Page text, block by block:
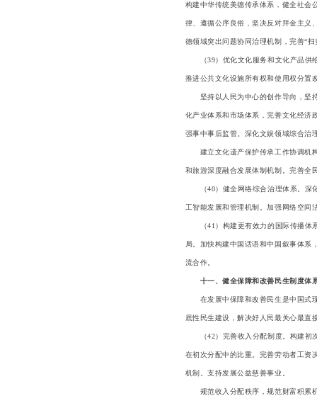
构建中华传统美德传承体系，健全社会
律、遵循公序良俗，坚决反对拜金主义
德领域突出问题协同治理机制，完善“
（39）优化文化服务和文化产品供给
推进公共文化设施所有权和使用权分置
坚持以人民为中心的创作导向，坚持
化产业体系和市场体系，完善文化经济
强事中事后监管。深化文娱领域综合治
建立文化遗产保护传承工作协调机构
和旅游深度融合发展体制机制。完善全
（40）健全网络综合治理体系。深化
工智能发展和管理机制。加强网络空间
（41）构建更有效力的国际传播体系
局。加快构建中国话语和中国叙事体系
流合作。
十一、健全保障和改善民生制度体
在发展中保障和改善民生是中国式现
底性民生建设，解决好人民最关心最直
（42）完善收入分配制度。构建初次
在初次分配中的比重。完善劳动者工资
机制。支持发展公益慈善事业。
规范收入分配秩序，规范财富积累机